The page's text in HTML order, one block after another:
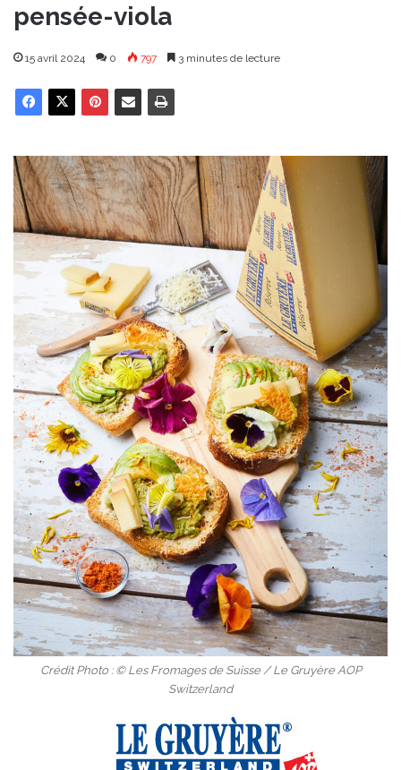
pensée-viola
15 avril 2024 0 797 3 minutes de lecture
Crédit Photo : © Les Fromages de Suisse / Le Gruyère AOP
Switzerland